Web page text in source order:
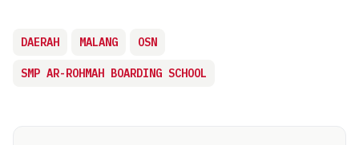
DAERAH MALANG OSN
SMP AR-ROHMAH BOARDING SCHOOL